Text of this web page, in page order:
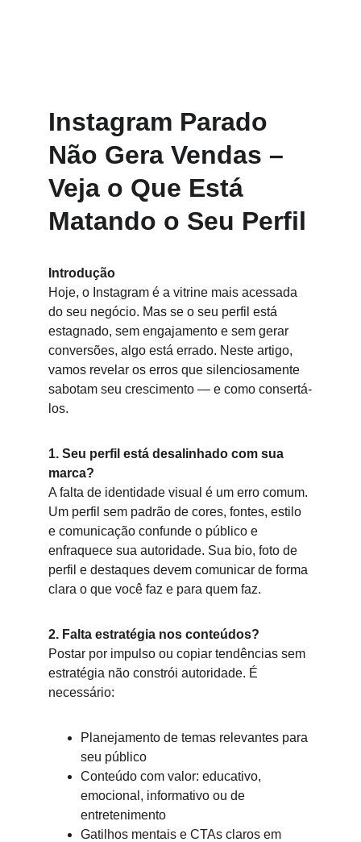
Instagram Parado
Não Gera Vendas –
Veja o Que Está
Matando o Seu Perfil
Introdução
Hoje, o Instagram é a vitrine mais acessada
do seu negócio. Mas se o seu perfil está
estagnado, sem engajamento e sem gerar
conversões, algo está errado. Neste artigo,
vamos revelar os erros que silenciosamente
sabotam seu crescimento — e como consertá-
los.
1. Seu perfil está desalinhado com sua
marca?
A falta de identidade visual é um erro comum.
Um perfil sem padrão de cores, fontes, estilo
e comunicação confunde o público e
enfraquece sua autoridade. Sua bio, foto de
perfil e destaques devem comunicar de forma
clara o que você faz e para quem faz.
2. Falta estratégia nos conteúdos?
Postar por impulso ou copiar tendências sem
estratégia não constrói autoridade. É
necessário:
Planejamento de temas relevantes para
seu público
Conteúdo com valor: educativo,
emocional, informativo ou de
entretenimento
Gatilhos mentais e CTAs claros em